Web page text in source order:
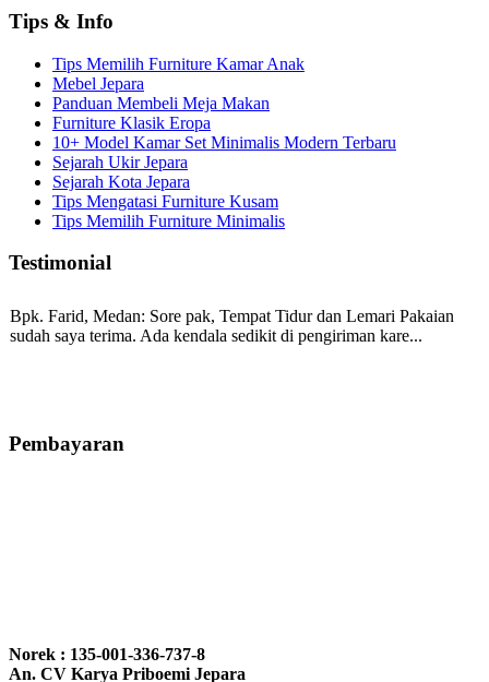
Tips & Info
Tips Memilih Furniture Kamar Anak
Mebel Jepara
Panduan Membeli Meja Makan
Furniture Klasik Eropa
10+ Model Kamar Set Minimalis Modern Terbaru
Sejarah Ukir Jepara
Sejarah Kota Jepara
Tips Mengatasi Furniture Kusam
Tips Memilih Furniture Minimalis
Testimonial
Bpk. Farid, Medan: Sore pak, Tempat Tidur dan Lemari Pakaian
sudah saya terima. Ada kendala sedikit di pengiriman kare...
bale2 dan kursi teras saya sudah saya terima dan p...
nyesel deh beli geby...
Pembayaran
Norek : 135-001-336-737-8
An. CV Karya Priboemi Jepara